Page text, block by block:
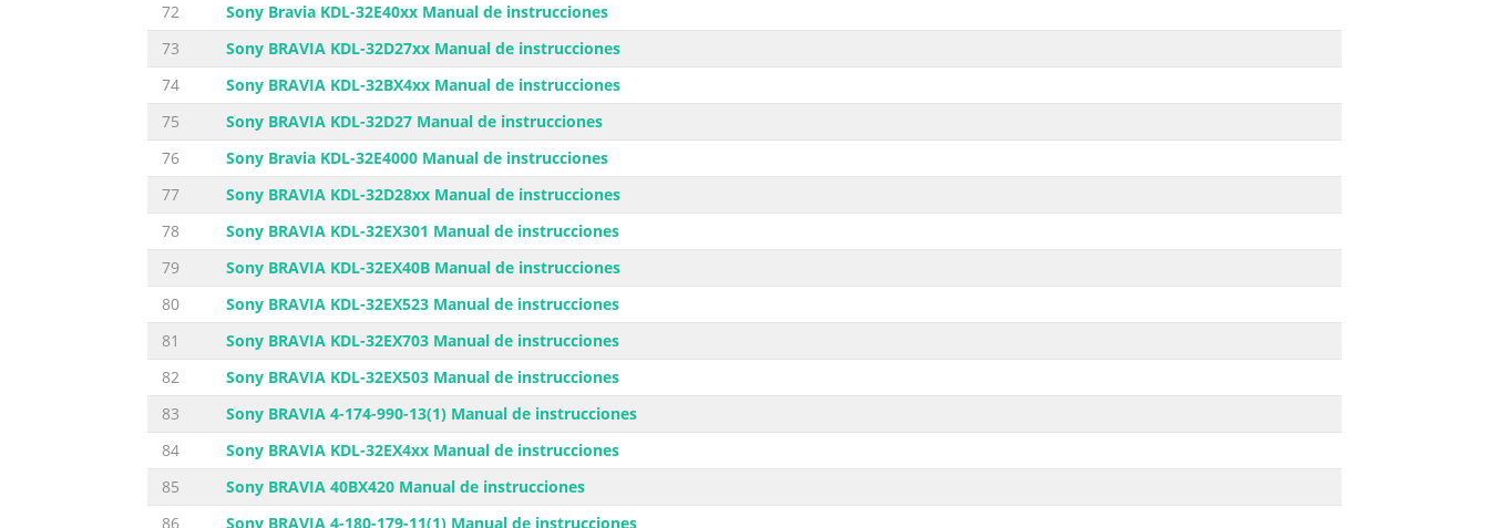
72
Sony Bravia KDL-32E40xx Manual de instrucciones
73
Sony BRAVIA KDL-32D27xx Manual de instrucciones
74
Sony BRAVIA KDL-32BX4xx Manual de instrucciones
75
Sony BRAVIA KDL-32D27 Manual de instrucciones
76
Sony Bravia KDL-32E4000 Manual de instrucciones
77
Sony BRAVIA KDL-32D28xx Manual de instrucciones
78
Sony BRAVIA KDL-32EX301 Manual de instrucciones
79
Sony BRAVIA KDL-32EX40B Manual de instrucciones
80
Sony BRAVIA KDL-32EX523 Manual de instrucciones
81
Sony BRAVIA KDL-32EX703 Manual de instrucciones
82
Sony BRAVIA KDL-32EX503 Manual de instrucciones
83
Sony BRAVIA 4-174-990-13(1) Manual de instrucciones
84
Sony BRAVIA KDL-32EX4xx Manual de instrucciones
85
Sony BRAVIA 40BX420 Manual de instrucciones
86
Sony BRAVIA 4-180-179-11(1) Manual de instrucciones